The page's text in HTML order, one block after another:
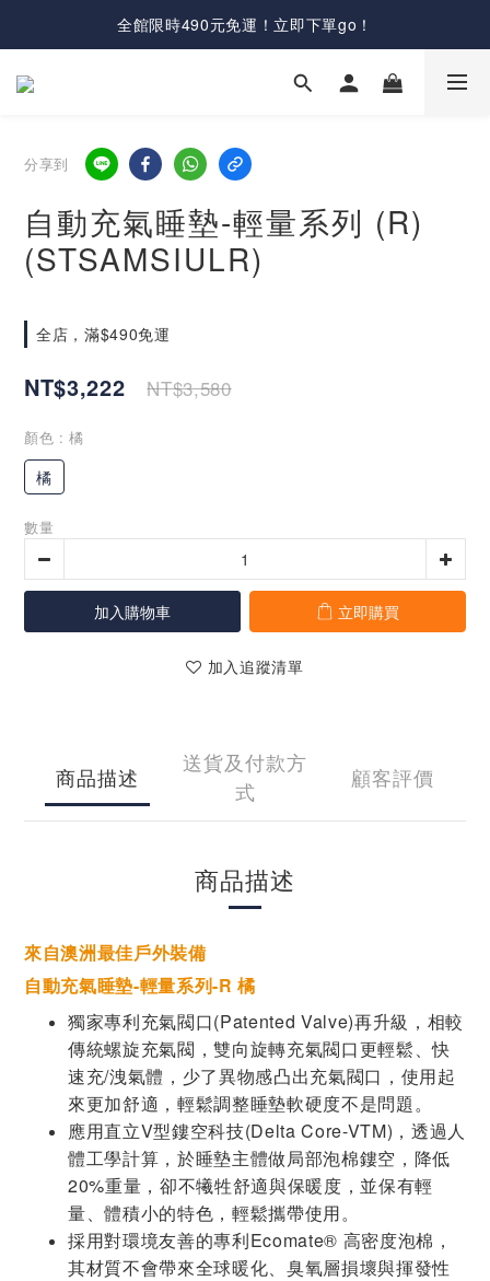
全館限時490元免運！立即下單go！
分享到
自動充氣睡墊-輕量系列 (R)
(STSAMSIULR)
全店，滿$490免運
NT$3,222 NT$3,580
顏色 : 橘
橘
數量
加入購物車 立即購買
加入追蹤清單
商品描述
送貨及付款方
式
顧客評價
商品描述
來自澳洲最佳戶外裝備
自動充氣睡墊-輕量系列-R 橘
獨家專利充氣閥口(Patented Valve)再升級，相較
傳統螺旋充氣閥，雙向旋轉充氣閥口更輕鬆、快
速充/洩氣體，少了異物感凸出充氣閥口，使用起
來更加舒適，輕鬆調整睡墊軟硬度不是問題。
應用直立V型鏤空科技(Delta Core-VTM)，透過人
體工學計算，於睡墊主體做局部泡棉鏤空，降低
20%重量，卻不犧牲舒適與保暖度，並保有輕
量、體積小的特色，輕鬆攜帶使用。
採用對環境友善的專利Ecomate® 高密度泡棉，
其材質不會帶來全球暖化、臭氧層損壞與揮發性